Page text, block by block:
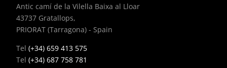
Antic camí de la Vilella Baixa al Lloar
43737 Gratallops,
PRIORAT (Tarragona) - Spain
Tel (+34) 659 413 575
Tel (+34) 687 758 781